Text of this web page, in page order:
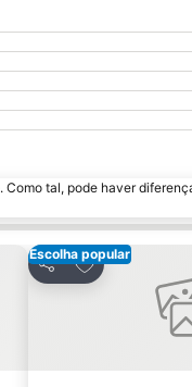
tal, pode haver
Escolha popular
Partilhar
Adicionar aos